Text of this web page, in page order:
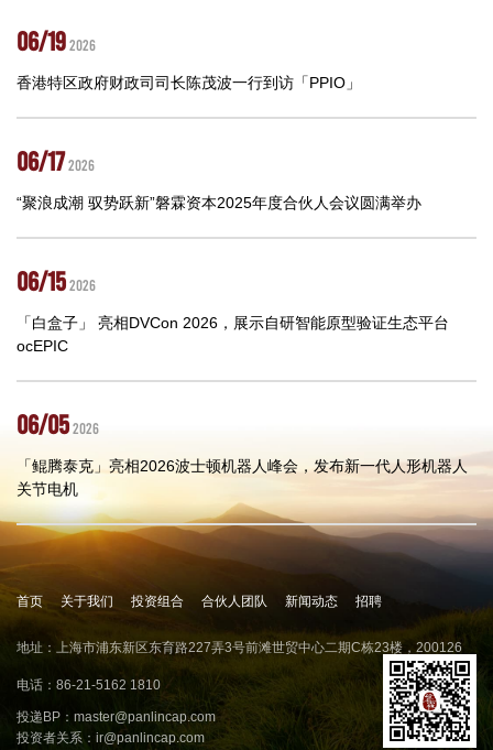
06/192026
香港特区政府财政司司长陈茂波一行到访「PPIO」
06/172026
“聚浪成潮 驭势跃新”磐霖资本2025年度合伙人会议圆满举办
06/152026
「白盒子」 亮相DVCon 2026，展示自研智能原型验证生态平台
ocEPIC
06/052026
「鲲腾泰克」亮相2026波士顿机器人峰会，发布新一代人形机器人
关节电机
首页 关于我们 投资组合 合伙人团队 新闻动态 招聘
地址：上海市浦东新区东育路227弄3号前滩世贸中心二期C栋23楼，200126
电话：86-21-5162 1810
投递BP： master@panlincap.com
投资者关系： ir@panlincap.com